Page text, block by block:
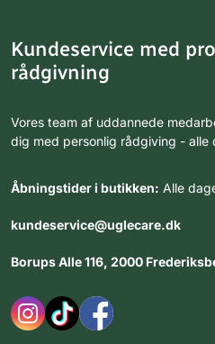
Kundeservice med
rådgivning
Vores team af uddannede
dig med personlig rådgiving - alle
Åbningstider i butikken: Alle
kundeservice@uglecare.dk
Borups Alle 116, 2000